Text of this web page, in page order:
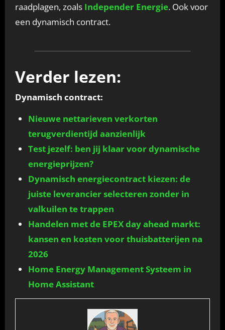
raadplagen, zoals Independer Energie. Ook voor
een dynamisch contract.
Verder lezen:
Dynamisch contract:
Nieuwe nettarieven verkorten
terugverdientijd aanzienlijk
Test jezelf: ben jij klaar voor dynamische
energieprijzen?
Dynamisch energiecontract kiezen: de
juiste leverancier selecteren zonder in
valkuilen te trappen
Handelen met de EPEX day ahead markt:
kansen en kosten voor thuisbatterijen na
2026
Home Energy Management Systeem in
Home Assistant